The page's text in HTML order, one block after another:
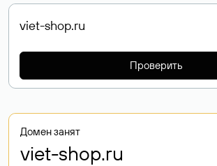
Проверить
Домен занят
viet-shop.ru